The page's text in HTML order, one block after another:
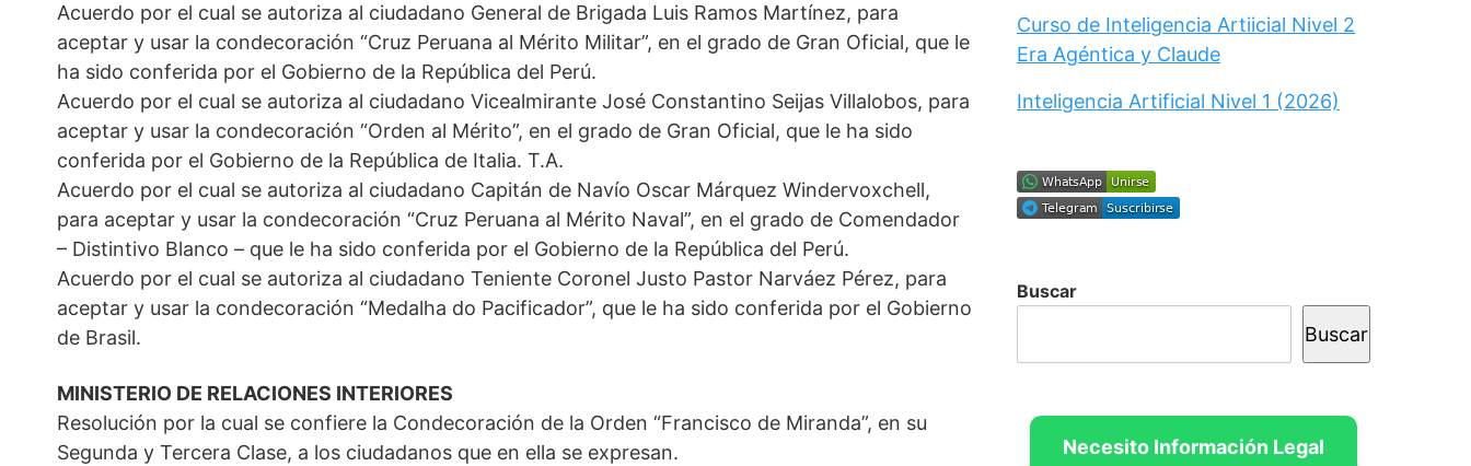
Acuerdo por el cual se autoriza al ciudadano General de Brigada Luis Ramos Martínez, para
aceptar y usar la condecoración “Cruz Peruana al Mérito Militar”, en el grado de Gran Oficial, que le
ha sido conferida por el Gobierno de la República del Perú.
Acuerdo por el cual se autoriza al ciudadano Vicealmirante José Constantino Seijas Villalobos, para
aceptar y usar la condecoración “Orden al Mérito”, en el grado de Gran Oficial, que le ha sido
conferida por el Gobierno de la República de Italia. T.A.
Acuerdo por el cual se autoriza al ciudadano Capitán de Navío Oscar Márquez Windervoxchell,
para aceptar y usar la condecoración “Cruz Peruana al Mérito Naval”, en el grado de Comendador
– Distintivo Blanco – que le ha sido conferida por el Gobierno de la República del Perú.
Acuerdo por el cual se autoriza al ciudadano Teniente Coronel Justo Pastor Narváez Pérez, para
aceptar y usar la condecoración “Medalha do Pacificador”, que le ha sido conferida por el Gobierno
de Brasil.
MINISTERIO DE RELACIONES INTERIORES
Resolución por la cual se confiere la Condecoración de la Orden “Francisco de Miranda”, en su
Segunda y Tercera Clase, a los ciudadanos que en ella se expresan.
Curso de Inteligencia Artiicial Nivel 2
Era Agéntica y Claude
Inteligencia Artificial Nivel 1 (2026)
Buscar
Buscar
Necesito Información Legal